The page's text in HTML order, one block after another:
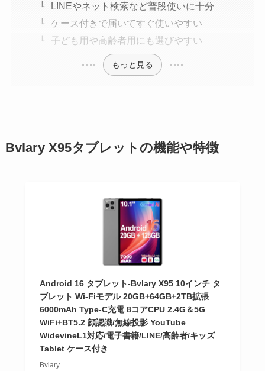
LINEやネット検索など普段使いに十分
ケース付きで届いてすぐ使いやすい
子ども用や高齢者用にも選びやすい
もっと見る
Bvlary X95タブレットの機能や特徴
Android 16 タブレット-Bvlary X95 10インチ タ
ブレット Wi-Fiモデル 20GB+64GB+2TB拡張
6000mAh Type-C充電 8コアCPU 2.4G＆5G
WiFi+BT5.2 顔認識/無線投影 YouTube
WidevineL1対応/電子書籍/LINE/高齢者/キッズ
Tablet ケース付き
Bvlary